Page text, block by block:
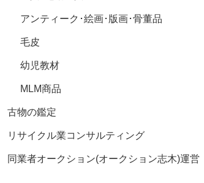
アンティーク･絵画･版画･骨董品
毛皮
幼児教材
MLM商品
古物の鑑定
リサイクル業コンサルティング
同業者オークション(オークション志木)運営